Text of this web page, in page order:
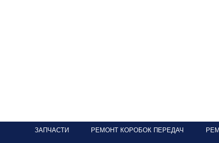
ЗАПЧАСТИ РЕМОНТ КОРОБОК ПЕРЕДАЧ